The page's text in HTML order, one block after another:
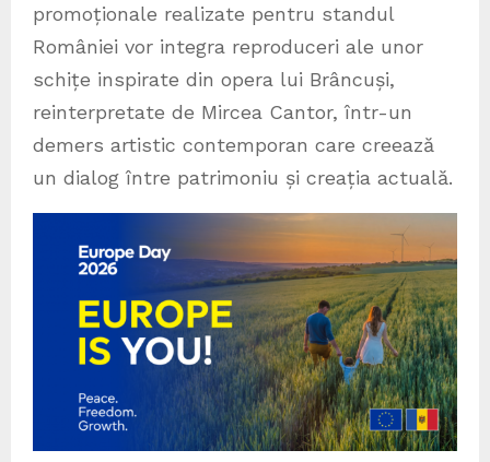
promoționale realizate pentru standul
României vor integra reproduceri ale unor
schițe inspirate din opera lui Brâncuși,
reinterpretate de Mircea Cantor, într-un
demers artistic contemporan care creează
un dialog între patrimoniu și creația actuală.